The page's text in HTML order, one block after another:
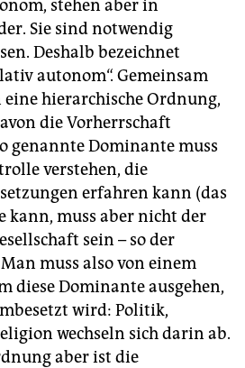
stehen aber in
Sie sind notwendig
Deshalb bezeichnet
autonom“. Gemeinsam
hierarchische Ordnung,
die Vorherrschaft
genannte Dominante muss
verstehen, die
erfahren kann (das
kann, muss aber nicht der
sein – so der
muss also von einem
diese Dominante ausgehen,
wird: Politik,
wechseln sich darin ab.
aber ist die